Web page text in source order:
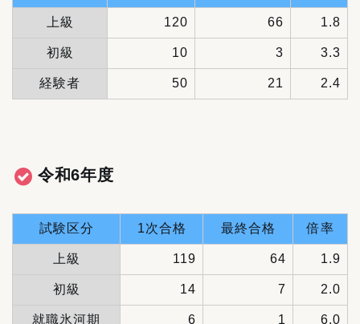
上級 120 66 1.8
初級 10 3 3.3
経験者 50 21 2.4
令和6年度
試験区分 1次合格 最終合格 倍率
上級 119 64 1.9
初級 14 7 2.0
就職氷河期 6 1 6.0